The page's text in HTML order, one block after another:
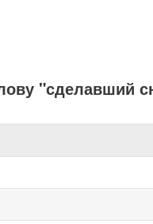
"сделавший